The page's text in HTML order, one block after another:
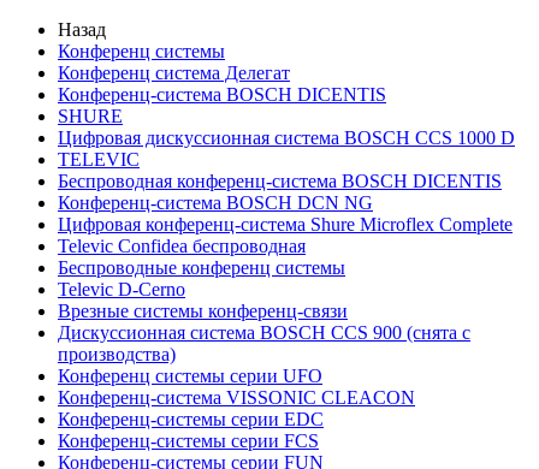
Назад
Конференц системы
Конференц система Делегат
Конференц-система BOSCH DICENTIS
SHURE
Цифровая дискуссионная система BOSCH CCS 1000 D
TELEVIC
Беспроводная конференц-система BOSCH DICENTIS
Конференц-система BOSCH DCN NG
Цифровая конференц-система Shure Microflex Complete
Televic Confidea беспроводная
Беспроводные конференц системы
Televic D-Cerno
Врезные системы конференц-связи
Дискуссионная система BOSCH CCS 900 (снята с
производства)
Конференц системы серии UFO
Конференц-система VISSONIC CLEACON
Конференц-системы серии EDC
Конференц-системы серии FCS
Конференц-системы серии FUN